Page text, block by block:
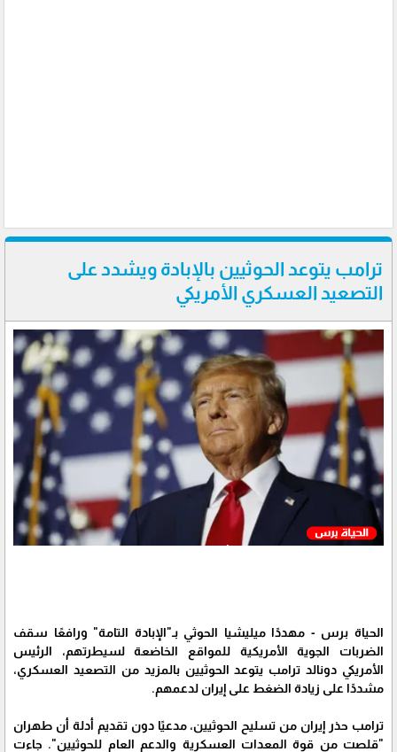
ترامب يتوعد الحوثيين بالإبادة ويشدد على
التصعيد العسكري الأمريكي
الحياة برس - مهددًا ميليشيا الحوثي بـ"الإبادة التامة" ورافعًا سقف
الضربات الجوية الأمريكية للمواقع الخاضعة لسيطرتهم، الرئيس
الأمريكي دونالد ترامب يتوعد الحوثيين بالمزيد من التصعيد العسكري،
مشددًا على زيادة الضغط على إيران لدعمهم.
ترامب حذر إيران من تسليح الحوثيين، مدعيًا دون تقديم أدلة أن طهران
"قلصت من قوة المعدات العسكرية والدعم العام للحوثيين". جاءت